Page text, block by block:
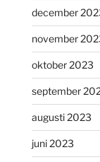
december
november
oktober 2023
september
augusti 2023
juni 2023